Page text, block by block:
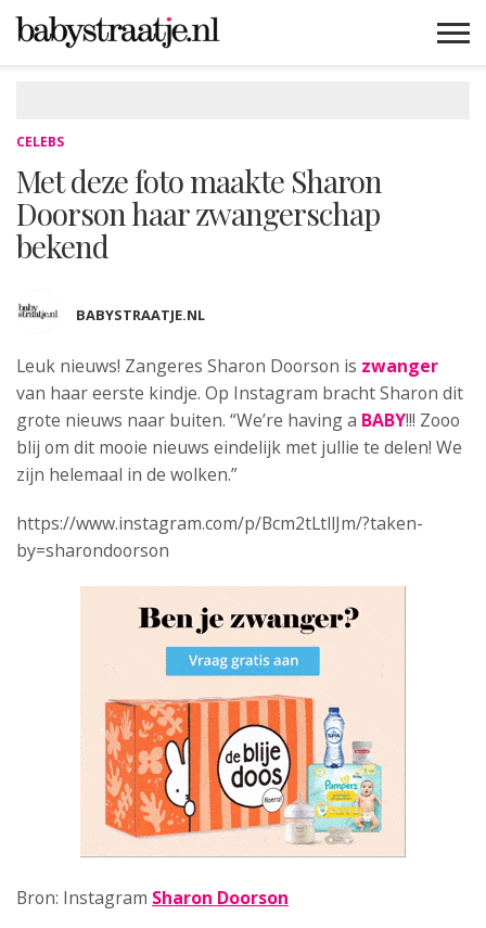
CELEBS
Met deze foto maakte Sharon
Doorson haar zwangerschap
bekend
BABYSTRAATJE.NL
Leuk nieuws! Zangeres Sharon Doorson is zwanger
van haar eerste kindje. Op Instagram bracht Sharon dit
grote nieuws naar buiten. “We’re having a BABY!!! Zooo
blij om dit mooie nieuws eindelijk met jullie te delen! We
zijn helemaal in de wolken.”
https://www.instagram.com/p/Bcm2tLtllJm/?taken-
by=sharondoorson
Bron: Instagram Sharon Doorson